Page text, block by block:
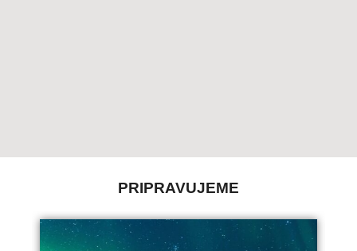
PRIPRAVUJEME